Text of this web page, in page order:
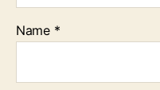
Name *